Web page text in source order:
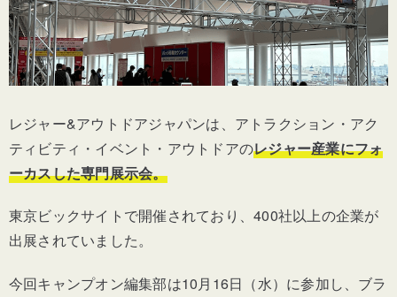
レジャー&アウトドアジャパンは、アトラクション・アク
ティビティ・イベント・アウトドアのレジャー産業にフォ
ーカスした専門展示会。
東京ビックサイトで開催されており、400社以上の企業が
出展されていました。
今回キャンプオン編集部は10月16日（水）に参加し、ブラ